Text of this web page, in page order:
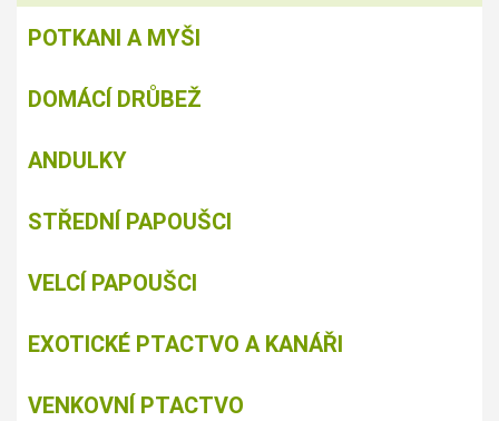
POTKANI A MYŠI
DOMÁCÍ DRŮBEŽ
ANDULKY
STŘEDNÍ PAPOUŠCI
VELCÍ PAPOUŠCI
EXOTICKÉ PTACTVO A KANÁŘI
VENKOVNÍ PTACTVO